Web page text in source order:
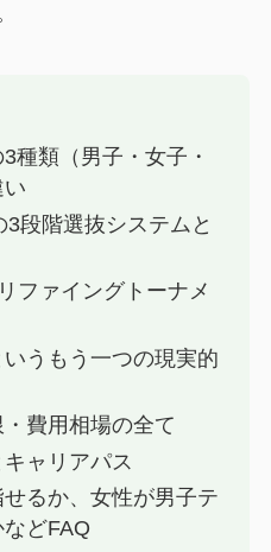
種類（男子・女子・
段階選抜システムと
ファイングトーナメ
うもう一つの現実的
費用相場の全て
ャリアパス
るか、女性が男子テ
どFAQ